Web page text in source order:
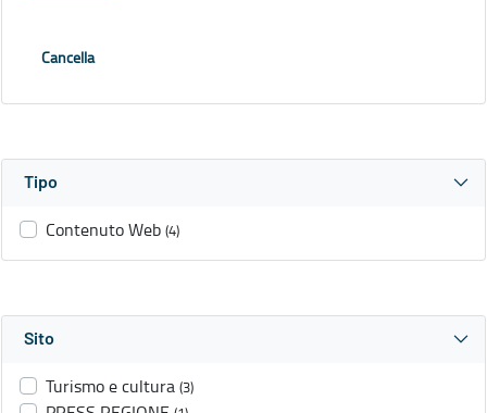
Cancella
Tipo
Contenuto Web (4)
Sito
Turismo e cultura (3)